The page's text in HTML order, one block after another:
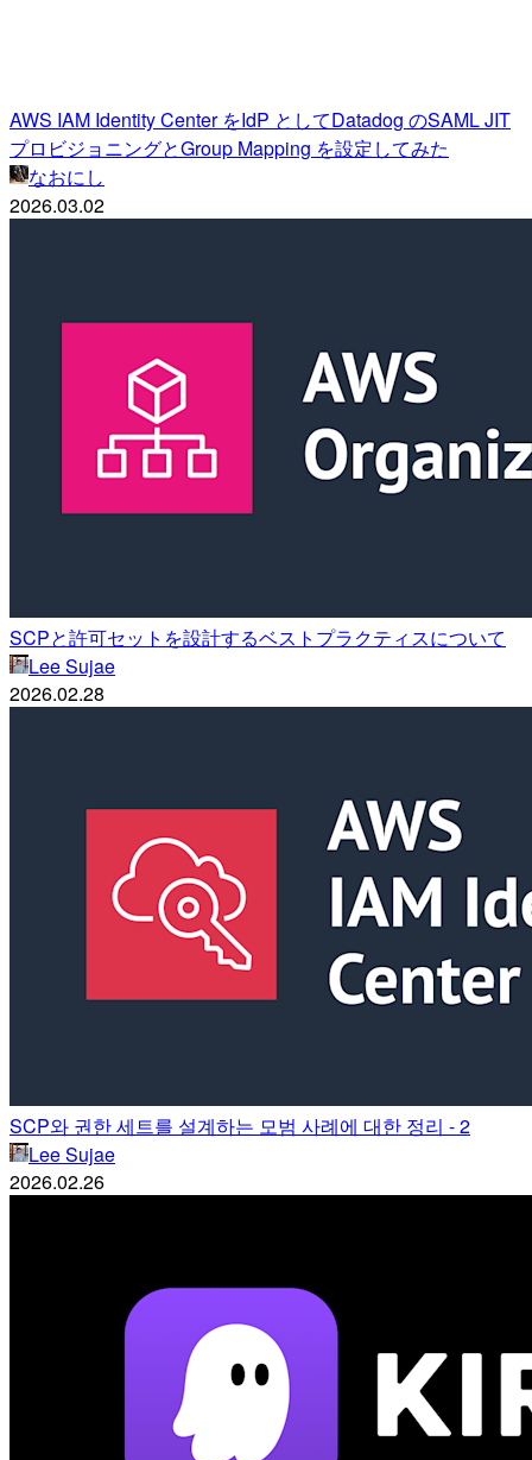
AWS IAM Identity Center をIdP としてDatadog のSAML JIT
プロビジョニングとGroup Mapping を設定してみた
なおにし
2026.03.02
SCPと許可セットを設計するベストプラクティスについて
Lee Sujae
2026.02.28
SCP와 권한 세트를 설계하는 모범 사례에 대한 정리 - 2
Lee Sujae
2026.02.26